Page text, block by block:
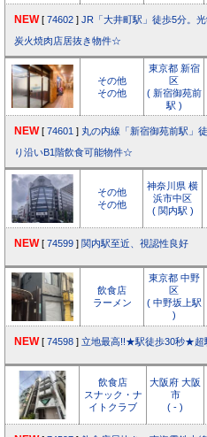
NEW [ 74602 ] JR「大井町駅」徒歩5分。
炭火焼肉店居抜き物件☆
その他
その他
東京都 新宿
区
( 新宿御苑前
駅 )
NEW [ 74601 ] 丸の内線「新宿御苑前駅」
り沿いB1階飲食可能物件☆
その他
その他
神奈川県 横
浜市中区
( 関内駅 )
NEW [ 74599 ] 関内駅至近、視認性良好
飲食店
ラーメン
東京都 中野
区
( 中野坂上駅
)
NEW [ 74598 ] 立地最高!!★駅徒歩30秒★超
飲食店
スナック・ナ
イトクラブ
大阪府 大阪
市
( - )